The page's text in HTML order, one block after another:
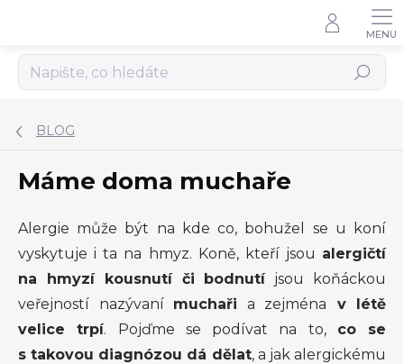
Hledat
BLOG
Máme doma muchaře
Alergie může být na kde co, bohužel se u koní
vyskytuje i ta na hmyz. Koně, kteří jsou alergičtí
na hmyzí kousnutí či bodnutíjsou koňáckou
veřejností nazývaní muchaři a zejména v létě
velice trpí. Pojďme se podívat na to, co se
s takovou diagnózou dá dělat, a jak alergickému